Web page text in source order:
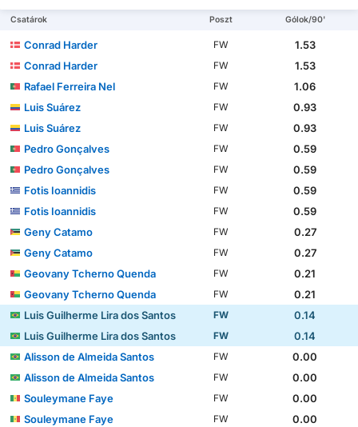
Csatárok Poszt Gólok/90'
Conrad Harder FW
1.53
Conrad Harder
FW
1.53
Rafael Ferreira Nel
FW
1.06
Luis Suárez
FW
0.93
Luis Suárez
FW
0.93
Pedro Gonçalves
FW
0.59
Pedro Gonçalves
FW
0.59
Fotis Ioannidis
FW
0.59
Fotis Ioannidis
FW
0.59
Geny Catamo
FW
0.27
Geny Catamo
FW
0.27
Geovany Tcherno Quenda
FW
0.21
Geovany Tcherno Quenda
FW
0.21
Luis Guilherme Lira dos Santos
FW
0.14
Luis Guilherme Lira dos Santos
FW
0.14
Alisson de Almeida Santos
FW
0.00
Alisson de Almeida Santos
FW
0.00
Souleymane Faye
FW
0.00
Souleymane Faye
FW 0.00